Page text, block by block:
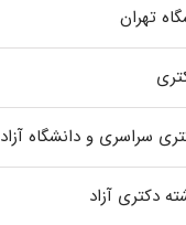
تهران
سراسری و دانشگاه آزاد
دکتری آزاد